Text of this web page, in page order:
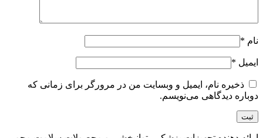
نام *
ایمیل *
ذخیره نام، ایمیل و وبسایت من در مرورگر برای زمانی که
دوباره دیدگاهی می‌نویسم.